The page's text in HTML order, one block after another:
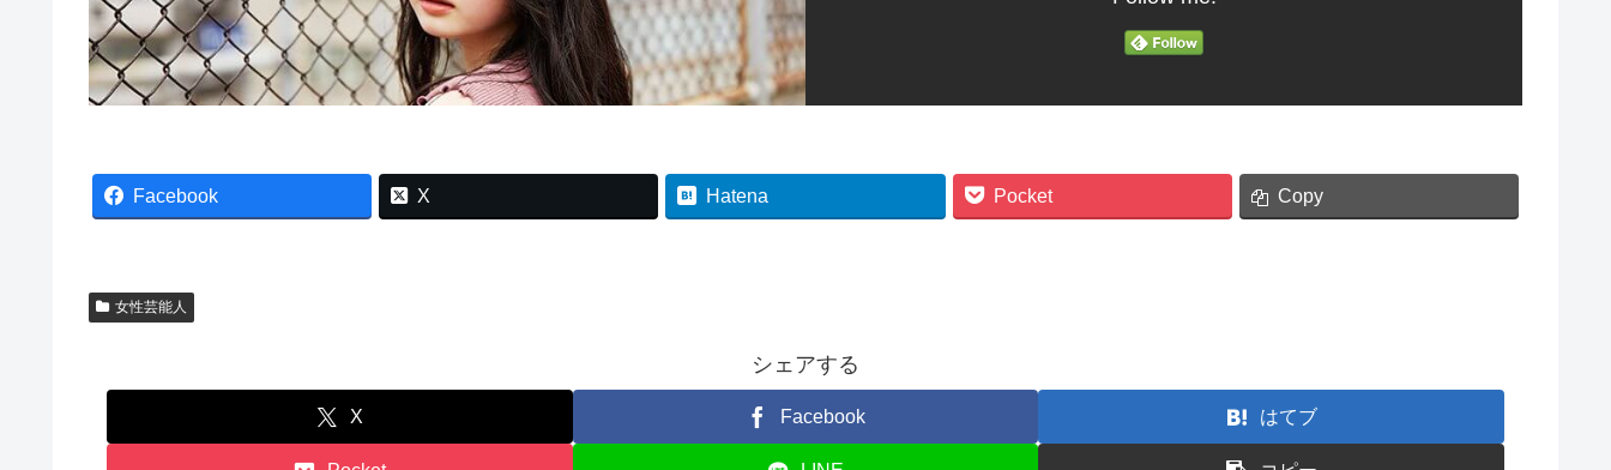
Facebook X Hatena Pocket Copy
女性芸能人
シェアする
X Facebook はてブ